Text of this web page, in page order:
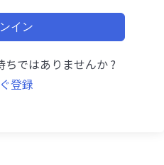
イン
ではありませんか ?
登録